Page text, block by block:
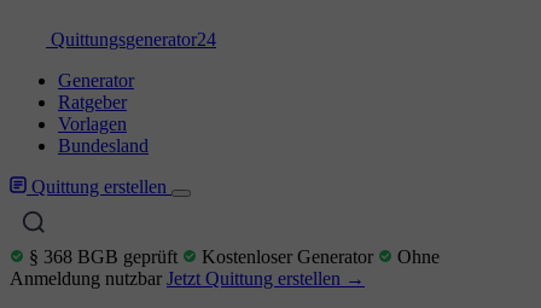
Quittungsgenerator24
Generator
Ratgeber
Vorlagen
Bundesland
Quittung erstellen
§ 368 BGB geprüft Kostenloser Generator
Ohne
Anmeldung nutzbar Jetzt Quittung erstellen →